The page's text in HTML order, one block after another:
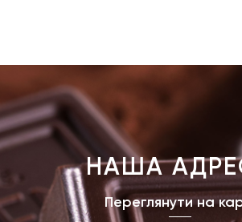
НАША
Переглянути на